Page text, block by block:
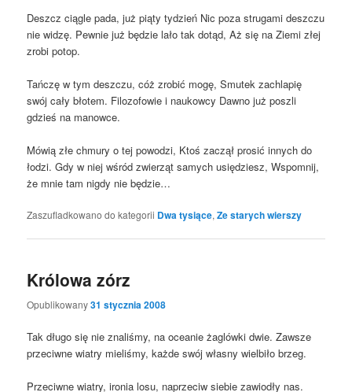
Deszcz cią­gle pada, już pią­ty tydzień Nic poza stru­ga­mi desz­czu
nie widzę. Pew­nie już będzie lało tak dotąd, Aż się na Zie­mi złej
zro­bi potop.
Tań­czę w tym desz­czu, cóż zro­bić mogę, Smu­tek zachla­pię
swój cały bło­tem. Filo­zo­fo­wie i naukow­cy Daw­no już poszli
gdzieś na manowce.
Mówią złe chmu­ry o tej powo­dzi, Ktoś zaczął pro­sić innych do
łodzi. Gdy w niej wśród zwie­rząt samych usię­dziesz, Wspo­mnij,
że mnie tam nigdy nie będzie…
Zaszufladkowano do kategorii Dwa tysiące,Ze starych wierszy
Królowa zórz
Opublikowany31 stycznia 2008
Tak dłu­go się nie zna­li­śmy, na oce­anie żaglów­ki dwie. Zawsze
prze­ciw­ne wia­try mie­li­śmy, każ­de swój wła­sny wiel­bi­ło brzeg.
Prze­ciw­ne wia­try, iro­nia losu, naprze­ciw sie­bie zawio­dły nas.